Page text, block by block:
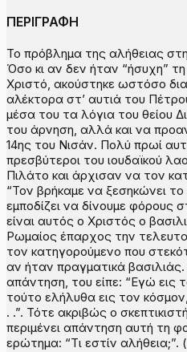
ΠΕΡΙΓΡΑΦΗ
Το πρόβλημα της αλήθειας
Όσο κι αν δεν ήταν “ήσυχη”
Χριστό, ακούστηκε ωστόσο
αλέκτορα στ’ αυτιά του
μέσα του τα λόγια του θείου
του άρνηση, αλλά και να
14ης του Νισάν. Πολύ πρωί
πρεσβύτεροι του ιουδαϊκού
Πιλάτο και άρχισαν να τον
“Τον βρήκαμε να ξεσηκώνει
εμποδίζει να δίνουμε
είναι αυτός ο Χριστός ο
Ρωμαίος έπαρχος την
τον κατηγορούμενο που
αν ήταν πραγματικά βασιλιάς.
απάντηση, του είπε: “Εγώ εις
τούτο ελήλυθα εις τον
. .”. Τότε ακριβώς ο
περιμένει απάντηση αυτή τη
ερώτημα: “Τι εστίν αλήθεια;”.